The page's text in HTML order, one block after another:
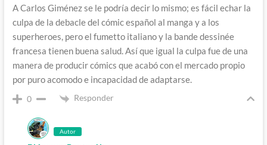
A Carlos Giménez se le podría decir lo mismo; es fácil echar la
culpa de la debacle del cómic español al manga y a los
superheroes, pero el fumetto italiano y la bande dessinée
francesa tienen buena salud. Así que igual la culpa fue de una
manera de producir cómics que acabó con el mercado propio
por puro acomodo e incapacidad de adaptarse.
0 Responder
Autor